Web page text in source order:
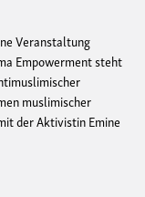
Veranstaltung
Empowerment steht
muslimischer
der Aktivistin Emine